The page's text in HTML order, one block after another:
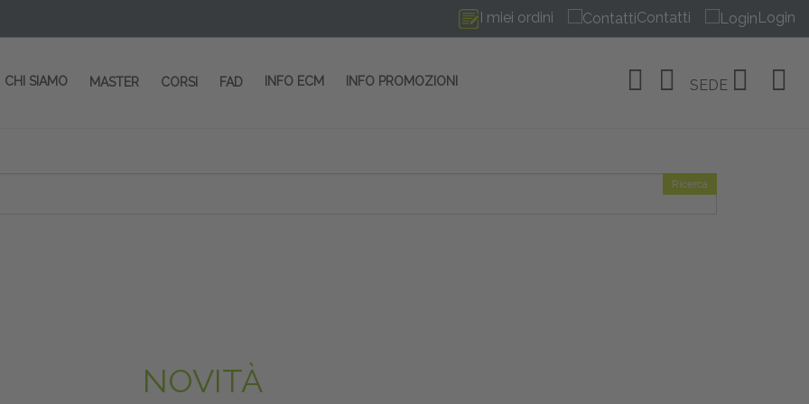
I miei ordini Contatti Login
CHI SIAMO MASTER CORSI FAD INFO ECM INFO PROMOZIONI SEDE
Ricerca
NOVITÀ